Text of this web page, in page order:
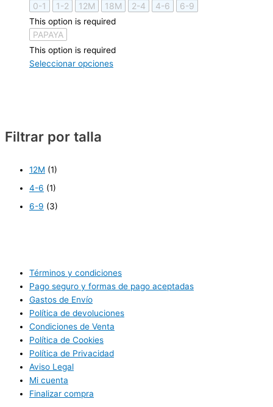
Filtrar por talla
12M (1)
4-6 (1)
6-9 (3)
0-1 1-2 12M 18M 2-4 4-6 6-9
This option is required
PAPAYA
This option is required
Seleccionar opciones
Términos y condiciones
Pago seguro y formas de pago aceptadas
Gastos de Envío
Política de devoluciones
Condiciones de Venta
Política de Cookies
Política de Privacidad
Aviso Legal
Mi cuenta
Finalizar compra